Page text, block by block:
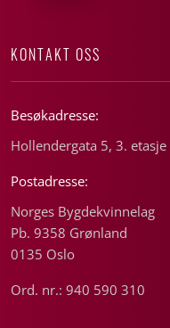
KONTAKT OSS
Besøkadresse:
Hollendergata 5, 3. etasje
Postadresse:
Norges Bygdekvinnelag
Pb. 9358 Grønland
0135 Oslo
Ord. nr.: 940 590 310